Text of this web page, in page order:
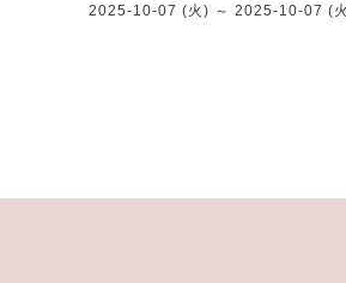
2025-10-07 (火) ～ 2025-10-07 (